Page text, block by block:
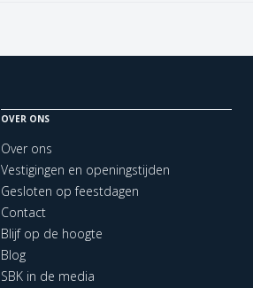
OVER ONS
Over ons
Vestigingen en openingstijden
Gesloten op feestdagen
Contact
Blijf op de hoogte
Blog
SBK in de media